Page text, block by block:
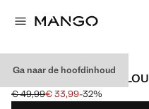
Ga naar de hoofdinhoud
GECOMBINEERDE
Oorspronkelijke prijs
€ 49,99
Huidige prijs [€ 33,99 ]
€ 33,99-32%
Kies een kleur